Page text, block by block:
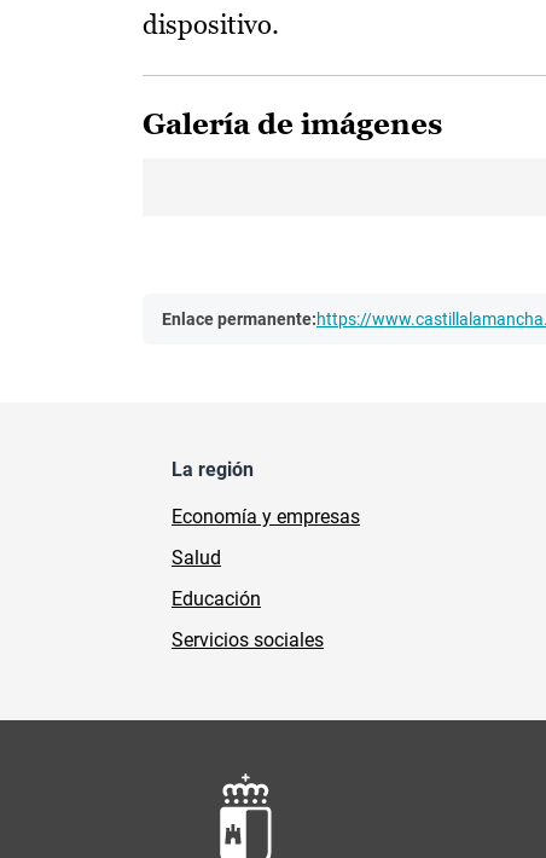
dispositivo.
Galería de imágenes
Enlace permanente:https://
La región
Economía y empresas
Salud
Educación
Servicios sociales